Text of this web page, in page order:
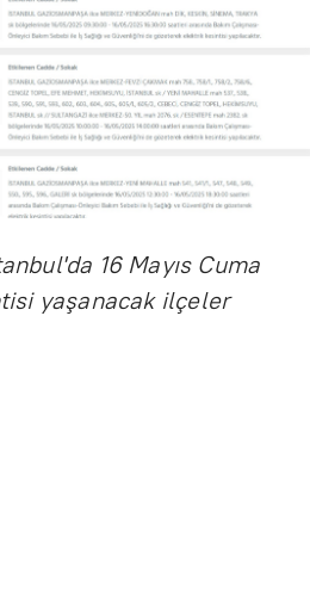
16 Mayıs Cuma
yaşanacak ilçeler